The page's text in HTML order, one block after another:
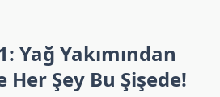
Yağ Yakımından
Her Şey Bu Şişede!